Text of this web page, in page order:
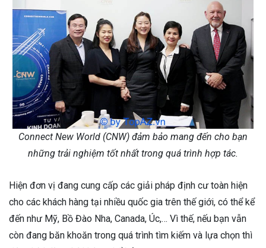
Connect New World (CNW) đảm bảo mang đến cho bạn
những trải nghiệm tốt nhất trong quá trình hợp tác.
Hiện đơn vị đang cung cấp các giải pháp định cư toàn hiện
cho các khách hàng tại nhiều quốc gia trên thế giới, có thể kể
đến như Mỹ, Bồ Đào Nha, Canada, Úc,… Vì thế, nếu bạn vẫn
còn đang băn khoăn trong quá trình tìm kiếm và lựa chọn thì